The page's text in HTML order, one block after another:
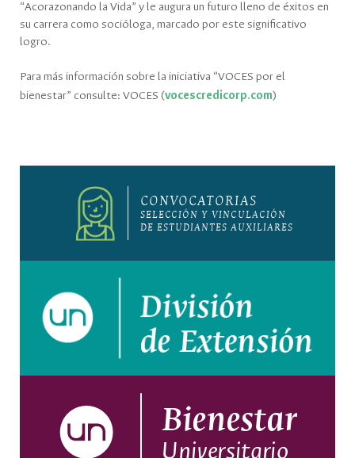
“Acorazonando la Vida” y le augura un futuro lleno de éxitos en
su carrera como socióloga, marcado por este significativo
logro.
Para más información sobre la iniciativa “VOCES por el
bienestar” consulte: VOCES (vocescredicorp.com)
CONVOCATORIAS
SELECCIÓN Y VINCULACIÓN
DE ESTUDIANTES AUXILIARES